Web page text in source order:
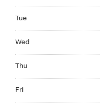
Tue
Wed
Thu
Fri